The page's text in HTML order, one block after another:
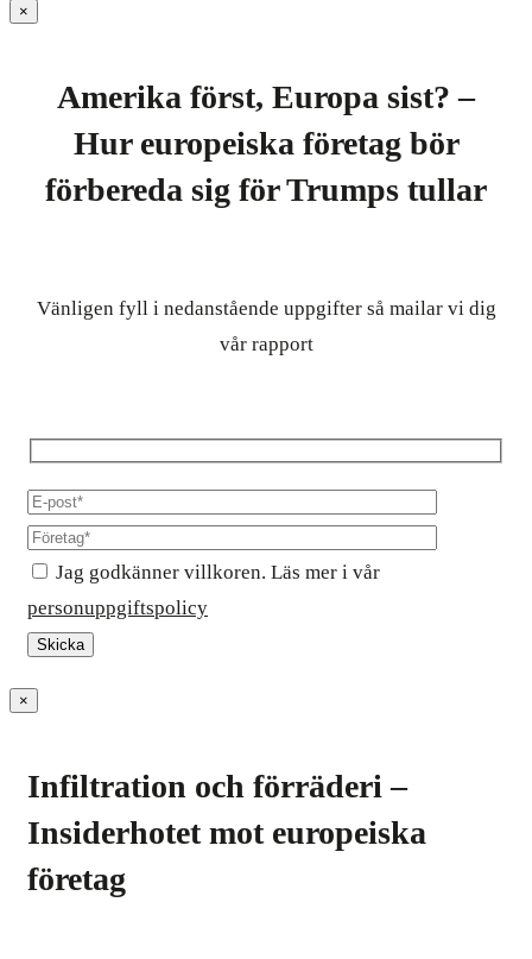
×
Amerika först, Europa sist? –
Hur europeiska företag bör
förbereda sig för Trumps tullar
Vänligen fyll i nedanstående uppgifter så mailar vi dig
vår rapport
Jag godkänner villkoren. Läs mer i vår
personuppgiftspolicy
×
Infiltration och förräderi –
Insiderhotet mot europeiska
företag